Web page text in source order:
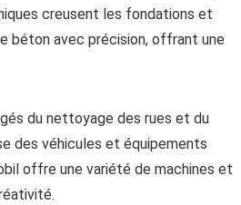
creusent les fondations et
béton avec précision, offrant une
du nettoyage des rues et du
des véhicules et équipements
offre une variété de machines et